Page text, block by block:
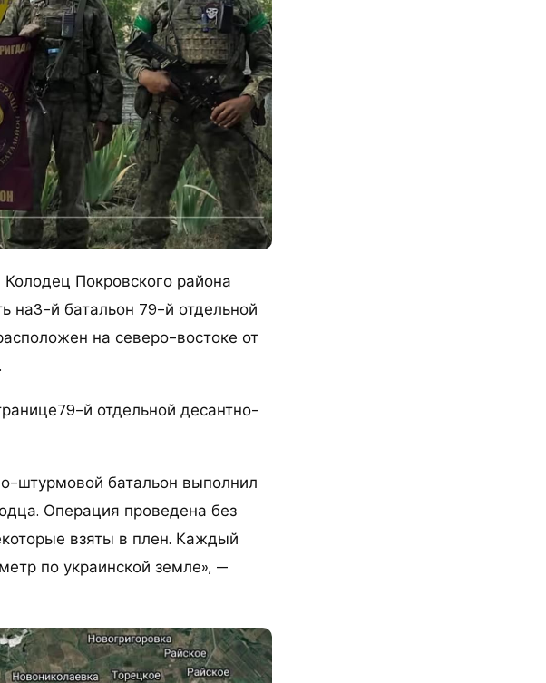
Покровского района
на3-й батальон 79-й отдельной
на северо-востоке от
й отдельной десантно-
штурмовой батальон выполнил
Операция проведена без
взяты в плен. Каждый
по украинской земле», —